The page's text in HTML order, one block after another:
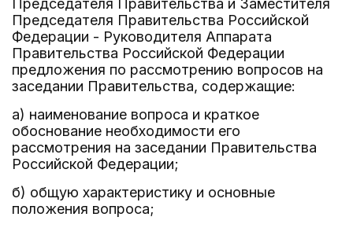
Председателя Правительства и Заместителя
Председателя Правительства Российской
Федерации - Руководителя Аппарата
Правительства Российской Федерации
предложения по рассмотрению вопросов на
заседании Правительства, содержащие:
а) наименование вопроса и краткое
обоснование необходимости его
рассмотрения на заседании Правительства
Российской Федерации;
б) общую характеристику и основные
положения вопроса;